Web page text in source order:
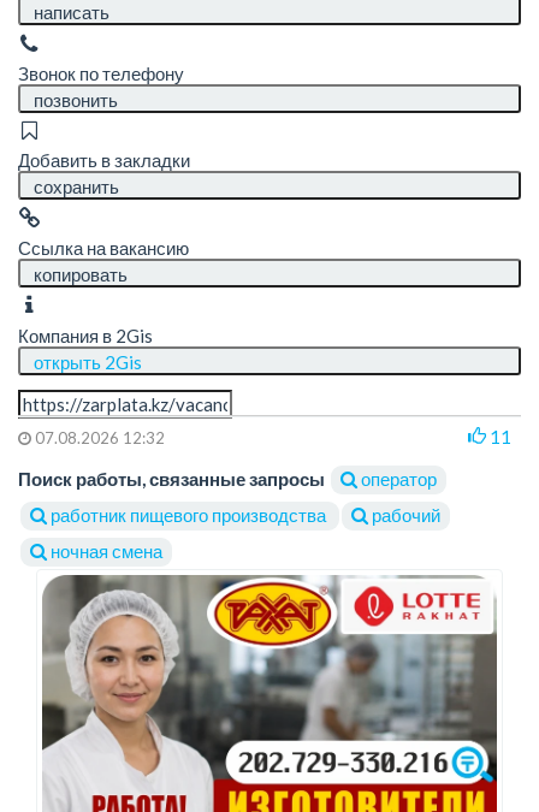
написать
Звонок по телефону
позвонить
Добавить в закладки
сохранить
Ссылка на вакансию
копировать
Компания в 2Gis
открыть 2Gis
07.08.2026 12:32
11
Поиск работы, связанные запросы
оператор
работник пищевого производства
рабочий
ночная смена